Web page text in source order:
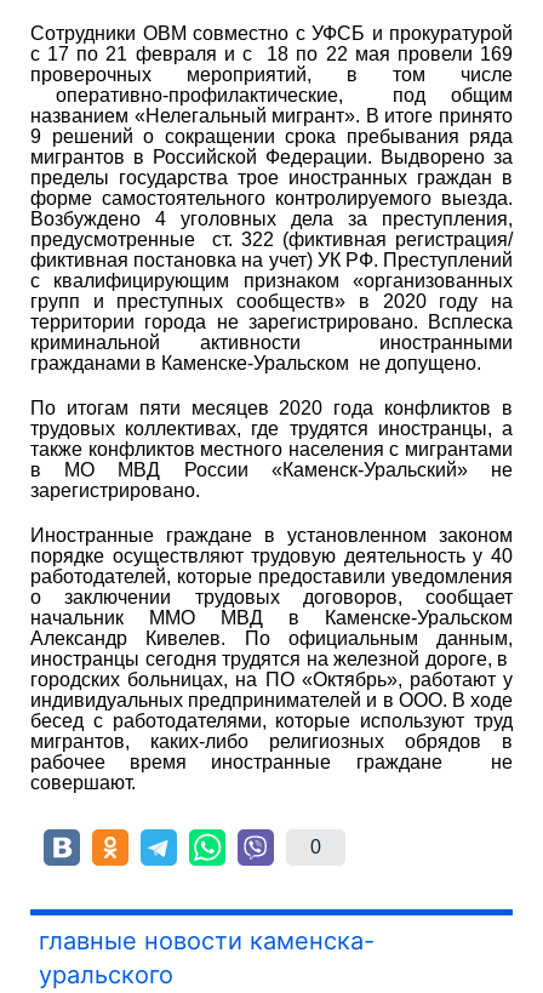
Сотрудники ОВМ совместно с УФСБ и прокуратурой
с 17 по 21 февраля и с 18 по 22 мая провели 169
проверочных мероприятий, в том числе
оперативно-профилактические, под общим
названием «Нелегальный мигрант». В итоге принято
9 решений о сокращении срока пребывания ряда
мигрантов в Российской Федерации. Выдворено за
пределы государства трое иностранных граждан в
форме самостоятельного контролируемого выезда.
Возбуждено 4 уголовных дела за преступления,
предусмотренные ст. 322 (фиктивная регистрация/
фиктивная постановка на учет) УК РФ. Преступлений
с квалифицирующим признаком «организованных
групп и преступных сообществ» в 2020 году на
территории города не зарегистрировано. Всплеска
криминальной активности иностранными
гражданами в Каменске-Уральском не допущено.
По итогам пяти месяцев 2020 года конфликтов в
трудовых коллективах, где трудятся иностранцы, а
также конфликтов местного населения с мигрантами
в МО МВД России «Каменск-Уральский» не
зарегистрировано.
Иностранные граждане в установленном законом
порядке осуществляют трудовую деятельность у 40
работодателей, которые предоставили уведомления
о заключении трудовых договоров, сообщает
начальник ММО МВД в Каменске-Уральском
Александр Кивелев. По официальным данным,
иностранцы сегодня трудятся на железной дороге, в
городских больницах, на ПО «Октябрь», работают у
индивидуальных предпринимателей и в ООО. В ходе
бесед с работодателями, которые используют труд
мигрантов, каких-либо религиозных обрядов в
рабочее время иностранные граждане не
совершают.
0
главные новости каменска-
уральского